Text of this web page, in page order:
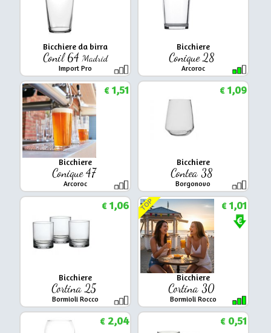
Bicchiere da birra
Conil 64 Madrid
Import Pro
Bicchiere
Conique 28
Arcoroc
Bicchiere
Conique 47
Arcoroc
€1,51
Bicchiere
Contea 38
Borgonovo
€1,09
Bicchiere
Cortina 25
Bormioli Rocco
€1,06
Bicchiere
Cortina 30
Bormioli Rocco
TOP €1,01
€2,04 €0,51